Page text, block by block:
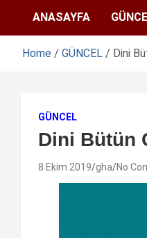
ANASAYFA
Home GÜNCEL Dini
GÜNCEL
Dini Bütün
8 Ekim 2019 gha No